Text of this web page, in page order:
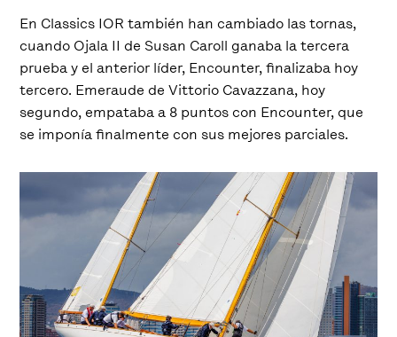
En Classics IOR también han cambiado las tornas,
cuando Ojala II de Susan Caroll ganaba la tercera
prueba y el anterior líder, Encounter, finalizaba hoy
tercero. Emeraude de Vittorio Cavazzana, hoy
segundo, empataba a 8 puntos con Encounter, que
se imponía finalmente con sus mejores parciales.